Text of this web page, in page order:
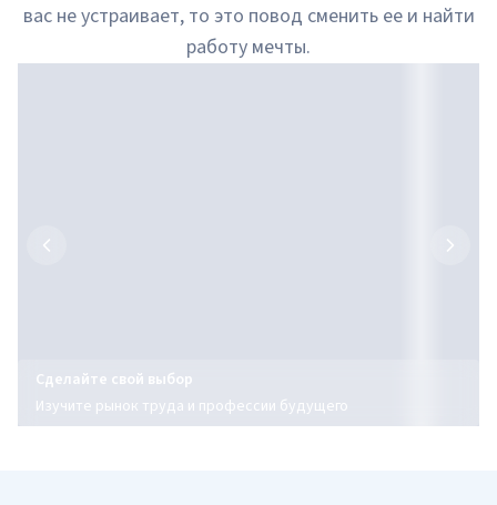
вас не устраивает, то это повод сменить ее и найти
работу мечты.
Сделайте свой выбор
Изучите рынок труда и профессии будущего